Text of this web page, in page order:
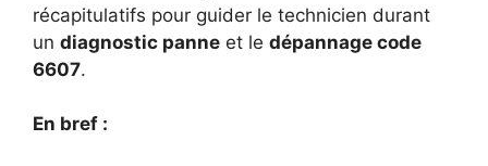
récapitulatifs pour guider le technicien durant
un diagnostic panne et le dépannage code
6607.
En bref :